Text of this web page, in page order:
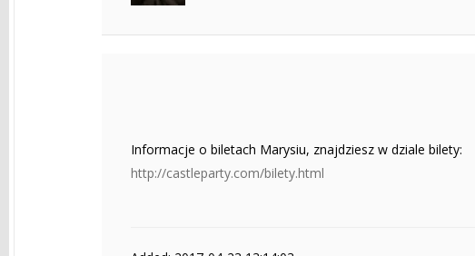
Informacje o biletach Marysiu, znajdziesz w dziale bilety:
http://castleparty.com/bilety.html